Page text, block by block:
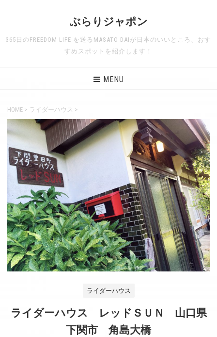
ぶらりジャポン
365日のFREEDOM LIFE を送るMASATO DAIが日本のいいところ、おす
すめスポットを紹介します！
MENU
HOME > ライダーハウス >
ライダーハウス
ライダーハウス レッドＳＵＮ 山口県
下関市 角島大橋